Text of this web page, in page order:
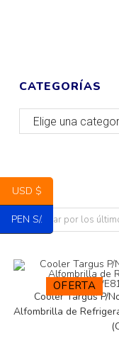
CATEGORÍAS
Ordenar por los
OFERTA
Cooler Targus P/
Alfombrilla de
USD $
PEN S/.